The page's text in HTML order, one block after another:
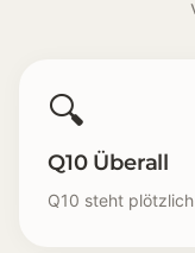
🔍
Q10 Überall
Q10 steht